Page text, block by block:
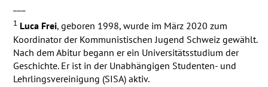
1 Luca Frei, geboren 1998, wurde im März 2020 zum
Koordinator der Kommunistischen Jugend Schweiz gewählt.
Nach dem Abitur begann er ein Universitätsstudium der
Geschichte. Er ist in der Unabhängigen Studenten- und
Lehrlingsvereinigung (SISA) aktiv.